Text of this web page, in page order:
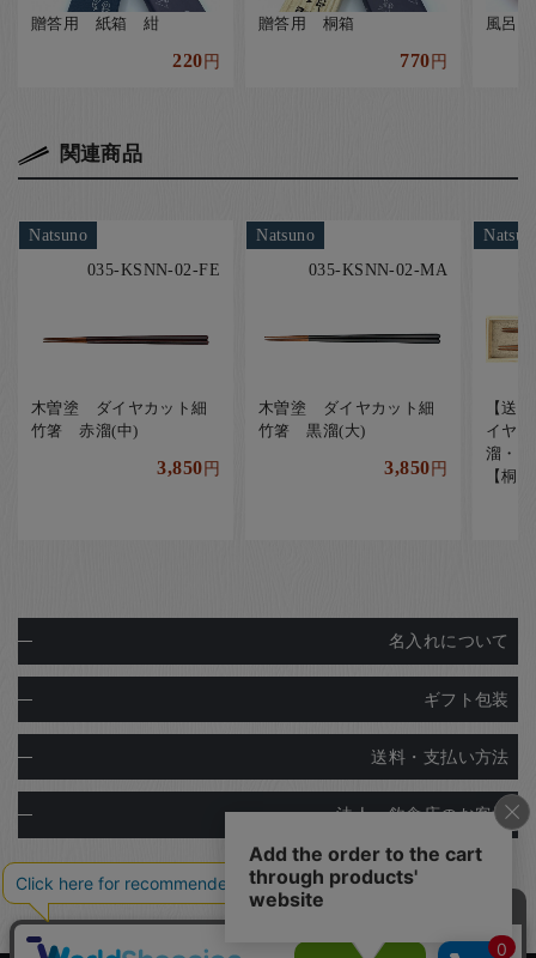
贈答用 紙箱 紺
220円
贈答用 桐箱
770円
風呂
関連商品
Natsuno
035-KSNN-02-FE
木曽塗 ダイヤカット細
竹箸 赤溜(中)
3,850円
Natsuno
035-KSNN-02-MA
木曽塗 ダイヤカット細
竹箸 黒溜(大)
3,850円
【送
イヤ
溜・
【桐
名入れについて
ギフト包装
送料・支払い方法
法人・飲食店のお客様